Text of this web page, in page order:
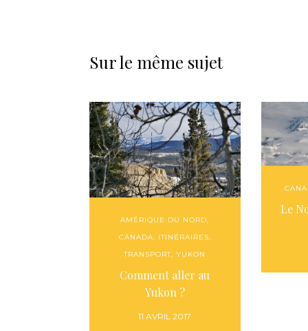
Sur le même sujet
AMÉRIQUE DU NORD,
CANADA, ITINÉRAIRES,
TRANSPORT,YUKON
Comment aller au
Yukon ?
11 AVRIL 2017
Le